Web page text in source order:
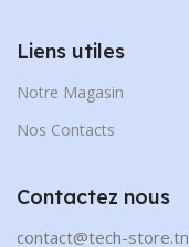
Liens utiles
Notre Magasin
Nos Contacts
Contactez nous
contact@tech-store.tn